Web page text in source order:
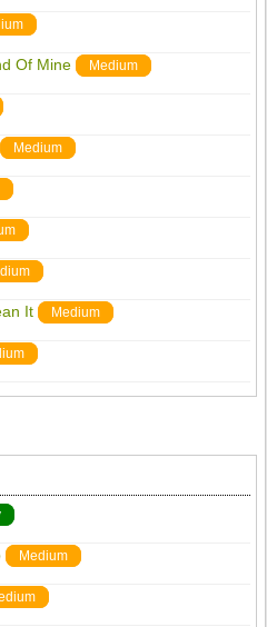
Of Mine Medium
Medium
It Medium
Medium